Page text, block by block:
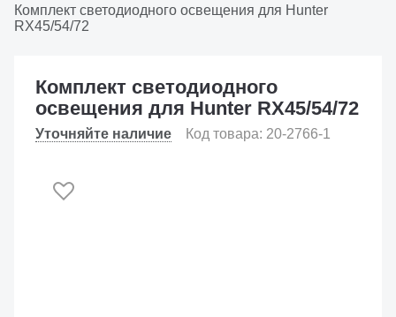
Комплект светодиодного освещения для Hunter
RX45/54/72
Комплект светодиодного
освещения для Hunter RX45/54/72
Уточняйте наличие Код товара: 20-2766-1